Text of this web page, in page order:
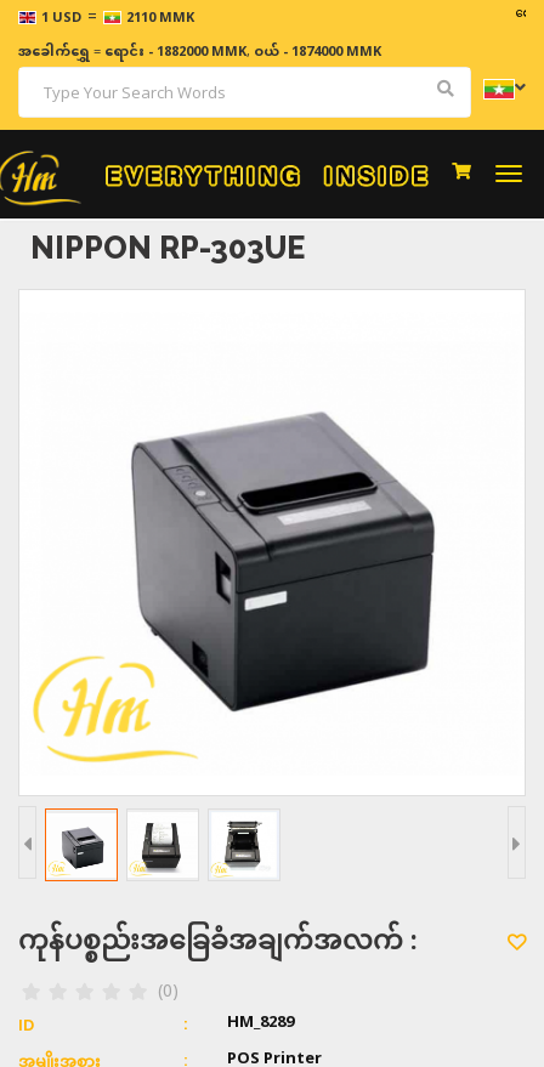
1 USD = 2110 MMK ဈေးနှုန်
အခေါက်ရွှေ=ရောင်း - 1882000 MMK, ဝယ် - 1874000 MMK
NIPPON RP-303UE
ကုန်ပစ္စည်းအခြေခံအချက်အလက် :
(0)
ID HM_8289
အမျိုးအစား POS Printer